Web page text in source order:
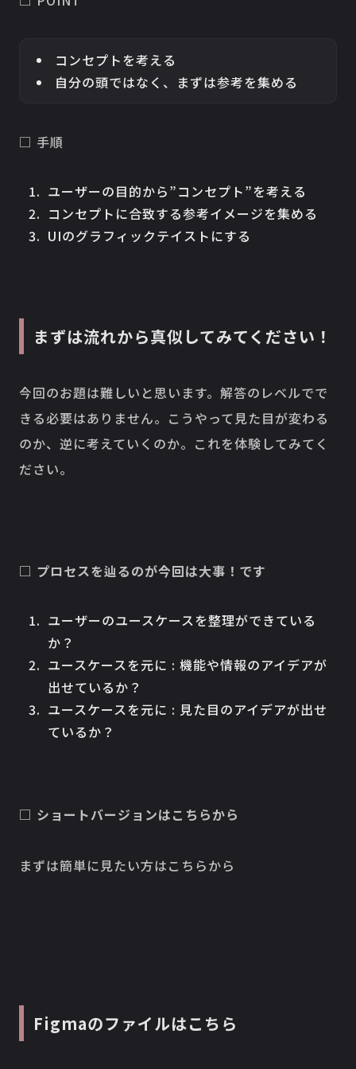
コンセプトを考える
自分の頭ではなく、まずは参考を集める
□ 手順
ユーザーの目的から”コンセプト”を考える
コンセプトに合致する参考イメージを集める
UIのグラフィックテイストにする
まずは流れから真似してみてください！
今回のお題は難しいと思います。解答のレベルでで
きる必要はありません。こうやって見た目が変わる
のか、逆に考えていくのか。これを体験してみてく
ださい。
□ プロセスを辿るのが今回は大事！です
ユーザーのユースケースを整理ができている
か？
ユースケースを元に : 機能や情報のアイデアが
出せているか？
ユースケースを元に : 見た目のアイデアが出せ
ているか？
□ ショートバージョンはこちらから
まずは簡単に見たい方はこちらから
Figmaのファイルはこちら